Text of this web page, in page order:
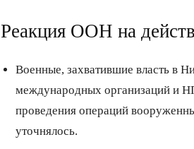
Реакция ООН на
Военные, захватившие власть в
международных организаций и
проведения операций
уточнялось.